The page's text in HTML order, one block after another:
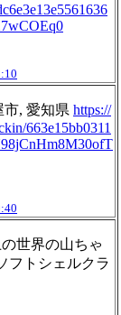
市, 愛知県 https://
663e15bb0311
世界の山ちゃ
フトシェルクラ